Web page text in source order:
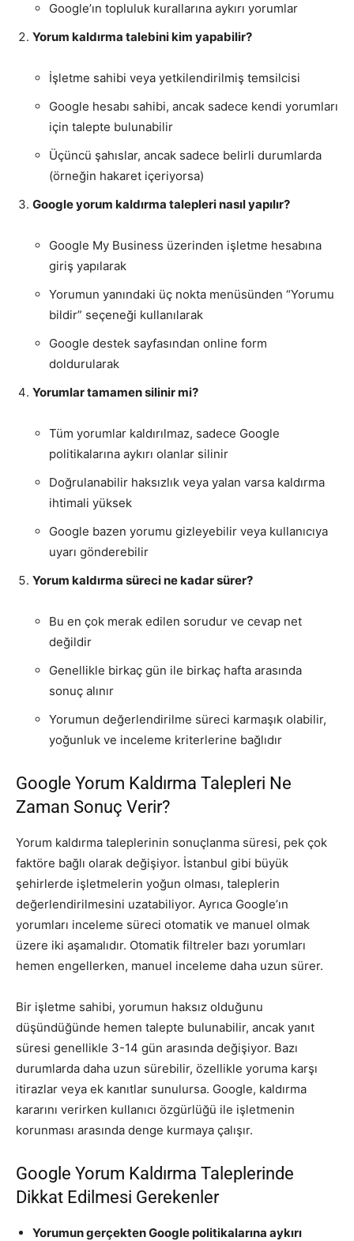
Google’ın topluluk kurallarına aykırı yorumlar
Yorum kaldırma talebini kim yapabilir?
İşletme sahibi veya yetkilendirilmiş temsilcisi
Google hesabı sahibi, ancak sadece kendi yorumları
için talepte bulunabilir
Üçüncü şahıslar, ancak sadece belirli durumlarda
(örneğin hakaret içeriyorsa)
Google yorum kaldırma talepleri nasıl yapılır?
Google My Business üzerinden işletme hesabına
giriş yapılarak
Yorumun yanındaki üç nokta menüsünden “Yorumu
bildir” seçeneği kullanılarak
Google destek sayfasından online form
doldurularak
Yorumlar tamamen silinir mi?
Tüm yorumlar kaldırılmaz, sadece Google
politikalarına aykırı olanlar silinir
Doğrulanabilir haksızlık veya yalan varsa kaldırma
ihtimali yüksek
Google bazen yorumu gizleyebilir veya kullanıcıya
uyarı gönderebilir
Yorum kaldırma süreci ne kadar sürer?
Bu en çok merak edilen sorudur ve cevap net
değildir
Genellikle birkaç gün ile birkaç hafta arasında
sonuç alınır
Yorumun değerlendirilme süreci karmaşık olabilir,
yoğunluk ve inceleme kriterlerine bağlıdır
Google Yorum Kaldırma Talepleri Ne
Zaman Sonuç Verir?
Yorum kaldırma taleplerinin sonuçlanma süresi, pek çok
faktöre bağlı olarak değişiyor. İstanbul gibi büyük
şehirlerde işletmelerin yoğun olması, taleplerin
değerlendirilmesini uzatabiliyor. Ayrıca Google’ın
yorumları inceleme süreci otomatik ve manuel olmak
üzere iki aşamalıdır. Otomatik filtreler bazı yorumları
hemen engellerken, manuel inceleme daha uzun sürer.
Bir işletme sahibi, yorumun haksız olduğunu
düşündüğünde hemen talepte bulunabilir, ancak yanıt
süresi genellikle 3-14 gün arasında değişiyor. Bazı
durumlarda daha uzun sürebilir, özellikle yoruma karşı
itirazlar veya ek kanıtlar sunulursa. Google, kaldırma
kararını verirken kullanıcı özgürlüğü ile işletmenin
korunması arasında denge kurmaya çalışır.
Google Yorum Kaldırma Taleplerinde
Dikkat Edilmesi Gerekenler
Yorumun gerçekten Google politikalarına aykırı